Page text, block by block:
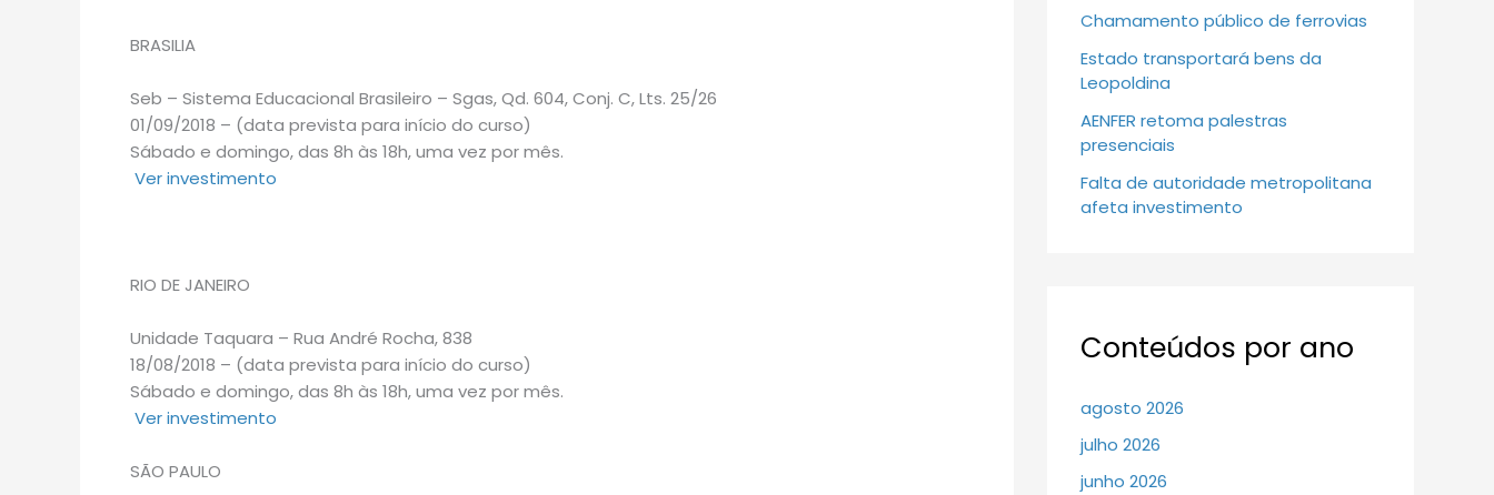
BRASILIA
Seb – Sistema Educacional Brasileiro – Sgas, Qd. 604, Conj. C, Lts. 25/26
01/09/2018 – (data prevista para início do curso)
Sábado e domingo, das 8h às 18h, uma vez por mês.
Ver investimento
RIO DE JANEIRO
Unidade Taquara – Rua André Rocha, 838
18/08/2018 – (data prevista para início do curso)
Sábado e domingo, das 8h às 18h, uma vez por mês.
Ver investimento
SÃO PAULO
Chamamento público de ferrovias
Estado transportará bens da
Leopoldina
AENFER retoma palestras
presenciais
Falta de autoridade metropolitana
afeta investimento
Conteúdos por ano
agosto 2026
julho 2026
junho 2026